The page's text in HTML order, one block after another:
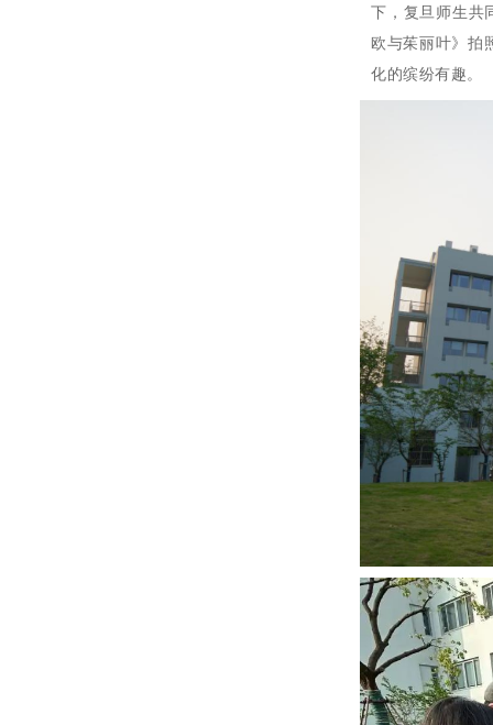
下，复旦师生共
欧与茱丽叶》拍
化的缤纷有趣。